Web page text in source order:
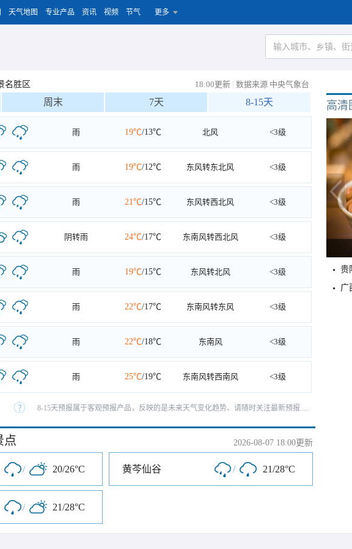
天气地图 专业产品 资讯 视频 节气 更多
名胜区 18:00更新 | 数据来源 中央气象台
周末 7天 8-15天
雨 19℃/13℃ 北风 <3级
雨 19℃/12℃ 东风转东北风 <3级
雨 21℃/15℃ 东风转西北风 <3级
阴转雨 24℃/17℃ 东南风转西北风 <3级
雨 19℃/15℃ 东风转北风 <3级
雨 22℃/17℃ 东南风转东风 <3级
雨 22℃/18℃ 东南风 <3级
雨 25℃/19℃ 东南风转西南风 <3级
8-15天预报属于客观预报产品，反映的是未来天气变化趋势、请随时关注最新预报.....
点 2026-08-07 18:00更新
/ 20/26°C 黄芩仙谷 / 21/28°C
/ 21/28°C
高清
贵
广